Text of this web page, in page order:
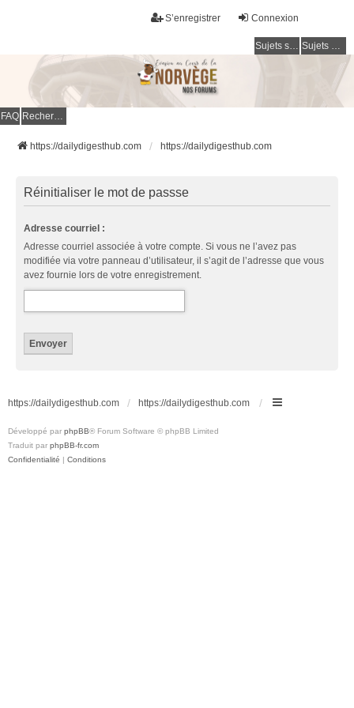
Connexion
S’enregistrer
Sujets sans réponse Sujets actifs
FAQ Rechercher
https://dailydigesthub.com https://dailydigesthub.com
Réinitialiser le mot de passse
Adresse courriel :
Adresse courriel associée à votre compte. Si vous ne l’avez pas
modifiée via votre panneau d’utilisateur, il s’agit de l’adresse que vous
avez fournie lors de votre enregistrement.
https://dailydigesthub.com https://dailydigesthub.com
Développé par phpBB® Forum Software © phpBB Limited
Traduit par phpBB-fr.com
Confidentialité | Conditions